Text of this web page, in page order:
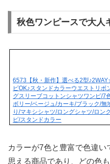
秋色ワンピースで大人
6573【秋・新作】選べる2型
ピOK♪スタンドカラーウエストリボ
グスリーブコットンシャツワンピ/7
ボリー/ベージュ/カーキ/ブラック/無
り/マキシシャツ/ロングシャツ/ロン
ピ/スタンドカラー
カラーが7色と豊富で色違い
思える商品であり、どの色